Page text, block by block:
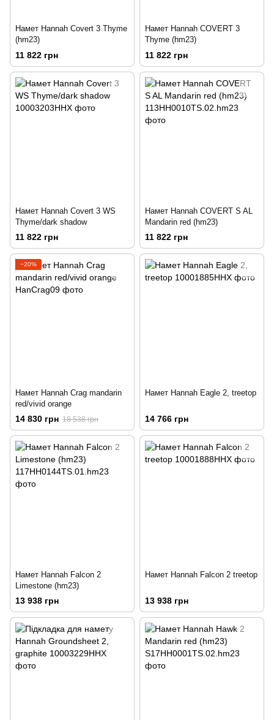
Намет Hannah Covert 3 Thyme
(hm23)
11 822 грн
Намет Hannah COVERT 3
Thyme (hm23)
11 822 грн
Намет Hannah Covert 3 WS
Thyme/dark shadow
11 822 грн
Намет Hannah COVERT S AL
Mandarin red (hm23)
11 822 грн
−20%
Намет Hannah Crag mandarin
red/vivid orange
14 830 грн 18 538 грн
Намет Hannah Eagle 2, treetop
14 766 грн
Намет Hannah Falcon 2
Limestone (hm23)
13 938 грн
Намет Hannah Falcon 2 treetop
13 938 грн